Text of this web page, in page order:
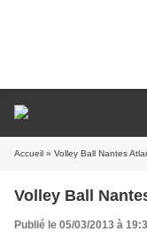
Accueil » Volley Ball Nantes
Volley Ball
Publié le 05/03/2013 à